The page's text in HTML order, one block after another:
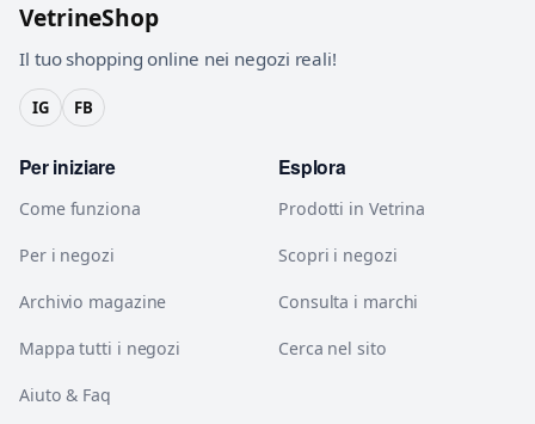
VetrineShop
Il tuo shopping online nei negozi reali!
IG FB
Per iniziare
Come funziona
Per i negozi
Archivio magazine
Mappa tutti i negozi
Aiuto & Faq
Esplora
Prodotti in Vetrina
Scopri i negozi
Consulta i marchi
Cerca nel sito